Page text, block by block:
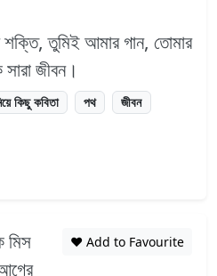
তুমিই আমার গান, তোমার
জীবন।
কিছু কবিতা পথ
জীবন
মিস
❤️ Add to Favourite